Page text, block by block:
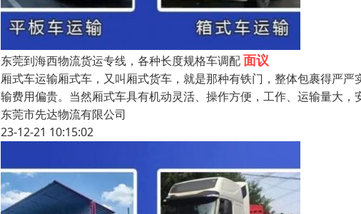
东莞到海西物流货运专线，各种长度规格车调配面议
厢式车运输厢式车，又叫厢式货车，就是那种有铁门，整体包裹得严
输费用偏贵。当然厢式车具有机动灵活、操作方便，工作、运输量大
东莞市先达物流有限公司
23-12-21 10:15:02